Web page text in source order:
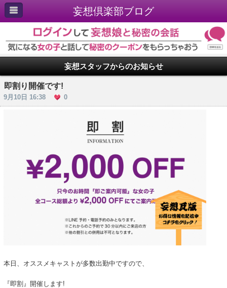
妄想倶楽部ブログ
妄想スタッフからのお知らせ
即割り開催です!
9月10日 16:38 0
本日、オススメキャストが多数出勤中ですので、
『即割』開催します!